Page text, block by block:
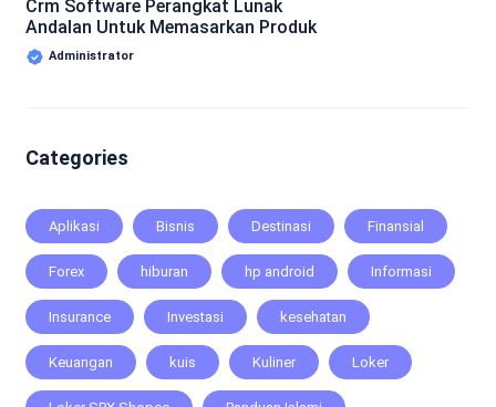
Crm Software Perangkat Lunak
Andalan Untuk Memasarkan Produk
Administrator
Categories
Aplikasi Bisnis Destinasi Finansial
Forex hiburan hp android Informasi
Insurance Investasi kesehatan
Keuangan kuis Kuliner Loker